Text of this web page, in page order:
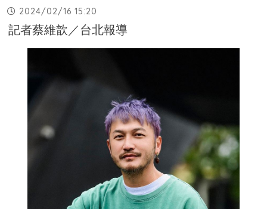
2024/02/16 15:20
記者蔡維歆／台北報導